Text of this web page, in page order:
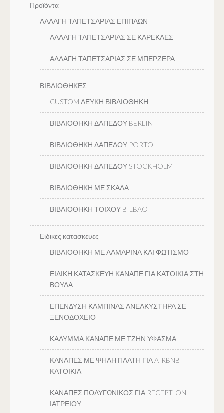
Προϊόντα
ΑΛΛΑΓΗ ΤΑΠΕΤΣΑΡΙΑΣ ΕΠΙΠΛΩΝ
ΑΛΛΑΓΗ ΤΑΠΕΤΣΑΡΙΑΣ ΣΕ ΚΑΡΕΚΛΕΣ
ΑΛΛΑΓΗ ΤΑΠΕΤΣΑΡΙΑΣ ΣΕ ΜΠΕΡΖΕΡΑ
ΒΙΒΛΙΟΘΗΚΕΣ
CUSTOM ΛΕΥΚΗ ΒΙΒΛΙΟΘΗΚΗ
ΒΙΒΛΙΟΘΗΚΗ ΔΑΠΕΔΟΥ BERLIN
ΒΙΒΛΙΟΘΗΚΗ ΔΑΠΕΔΟΥ PORTO
ΒΙΒΛΙΟΘΗΚΗ ΔΑΠΕΔΟΥ STOCKHOLM
ΒΙΒΛΙΟΘΗΚΗ ΜΕ ΣΚΑΛΑ
ΒΙΒΛΙΟΘΗΚΗ ΤΟΙΧΟΥ BILBAO
Ειδικες κατασκευες
ΒΙΒΛΙΟΘΗΚΗ ΜΕ ΛΑΜΑΡΙΝΑ ΚΑΙ ΦΩΤΙΣΜΟ
ΕΙΔΙΚΗ ΚΑΤΑΣΚΕΥΗ ΚΑΝΑΠΕ ΓΙΑ ΚΑΤΟΙΚΙΑ ΣΤΗ
ΒΟΥΛΑ
ΕΠΕΝΔΥΣΗ ΚΑΜΠΙΝΑΣ ΑΝΕΛΚΥΣΤΗΡΑ ΣΕ
ΞΕΝΟΔΟΧΕΙΟ
ΚΑΛΥΜΜΑ ΚΑΝΑΠΕ ΜΕ ΤΖΗΝ ΥΦΑΣΜΑ
ΚΑΝΑΠΕΣ ΜΕ ΨΗΛΗ ΠΛΑΤΗ ΓΙΑ AIRBNB
ΚΑΤΟΙΚΙΑ
ΚΑΝΑΠΕΣ ΠΟΛΥΓΩΝΙΚΟΣ ΓΙΑ RECEPTION
ΙΑΤΡΕΙΟΥ